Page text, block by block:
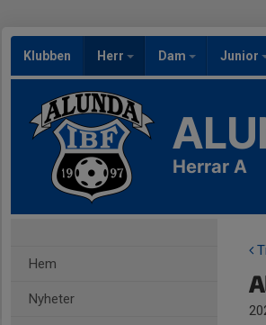
Klubben Herr Dam Junior
Herrar A
Hem
Nyheter